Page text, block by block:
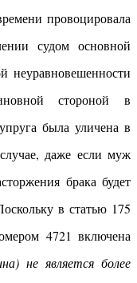
провоцировала
судом основной
неуравновешенности
стороной в
была уличена в
даже если муж
брака будет
в статью 175
4721 включена
не является более